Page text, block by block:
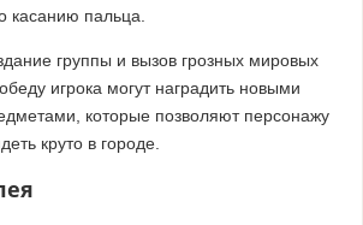
касанию пальца.
группы и вызов грозных мировых
игрока могут наградить новыми
которые позволяют персонажу
круто в городе.